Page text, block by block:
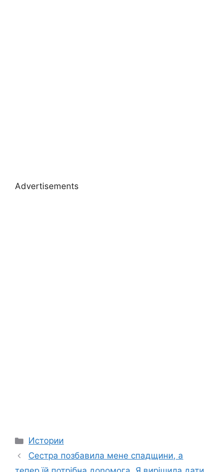
Advertisements
Categories
Истории
Сестра позбавила мене спадщини, а